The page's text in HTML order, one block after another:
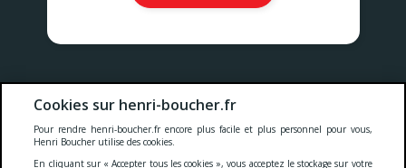
Nos prix comprennent toutes les taxes, la TVA, les droits et les
services.
Cookies
- Confidentialité Conditions générales
Cookies sur henri-boucher.fr
Pour rendre henri-boucher.fr encore plus facile et plus personnel pour vous,
Henri Boucher utilise des cookies.
En cliquant sur « Accepter tous les cookies », vous acceptez le stockage sur votre